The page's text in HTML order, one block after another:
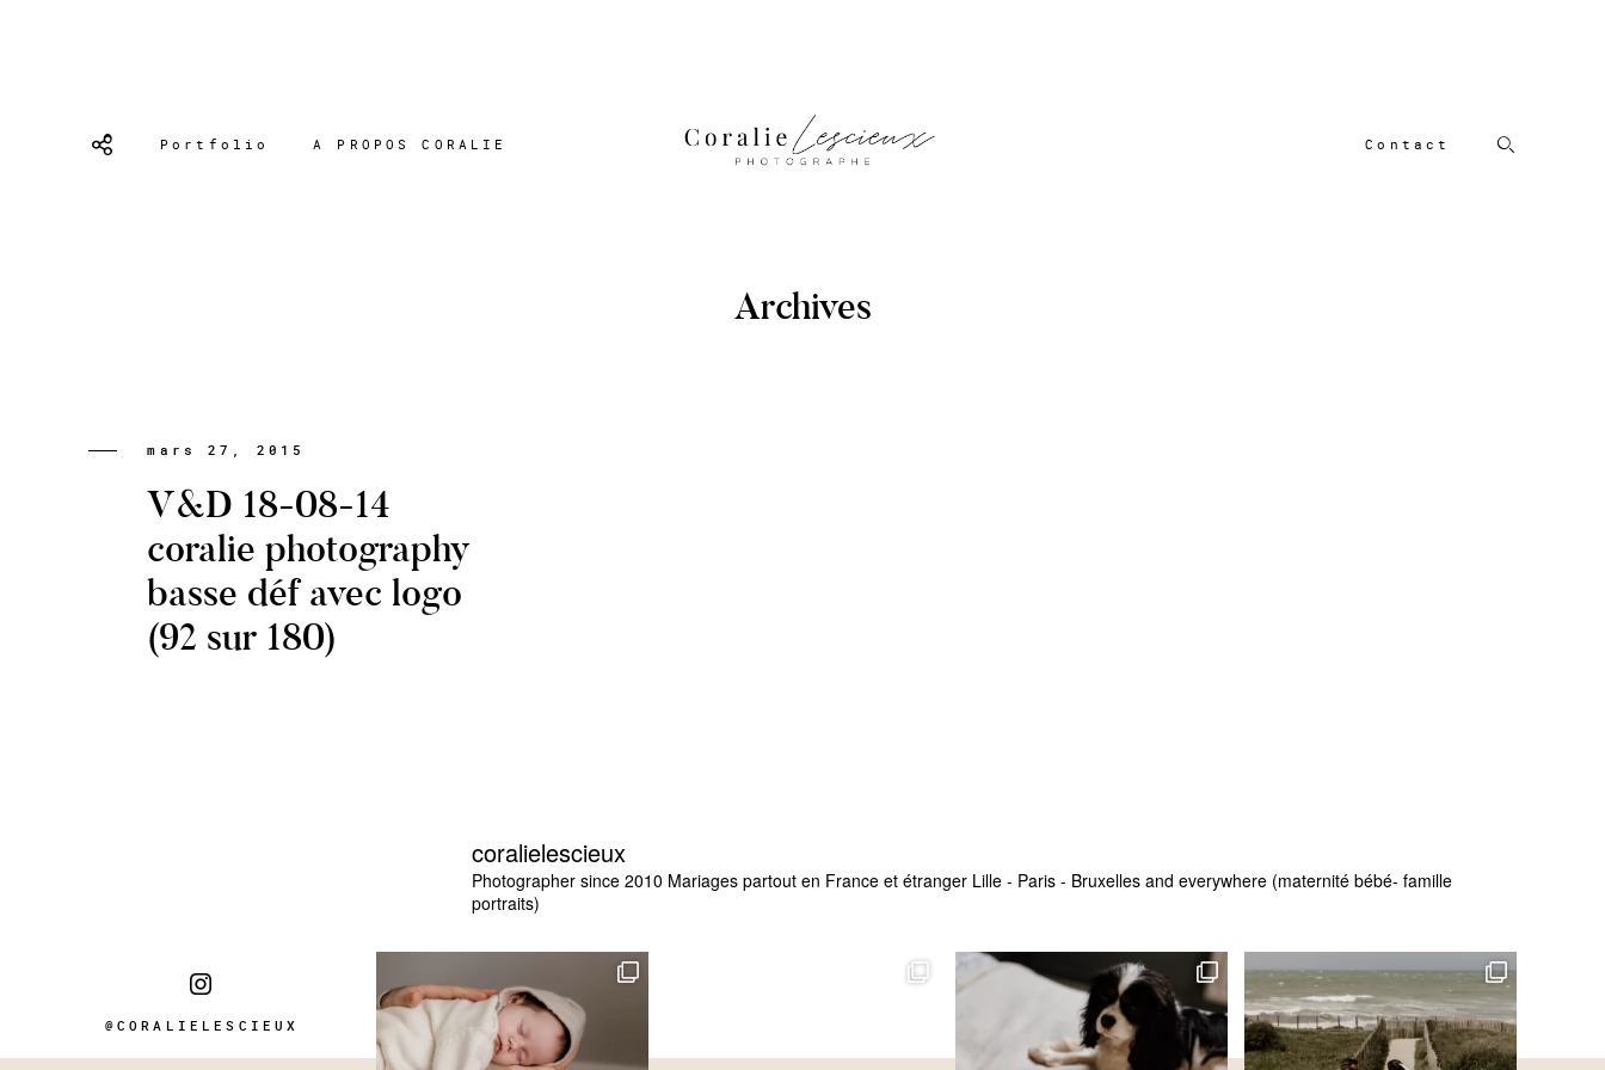
Portfolio A PROPOS CORALIE Contact
Archives
mars 27, 2015
V&D 18-08-14
coralie photography
basse déf avec logo
(92 sur 180)
@CORALIELESCIEUX
coralielescieux
Photographer since 2010 Mariages partout en France et étranger Lille - Paris - Bruxelles and everywhere (maternité bébé- famille
portraits)